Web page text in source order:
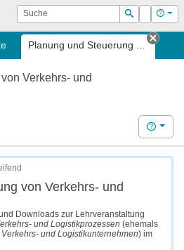
Suche
Suchen
Login Hilfe
Planung und Steuerung ...
Tab
Verkehrs- und
Hilfe
von Verkehrs- und
Downloads zur Lehrveranstaltung
und Logistikprozessen (ehemals
und Logistikunternehmen) im